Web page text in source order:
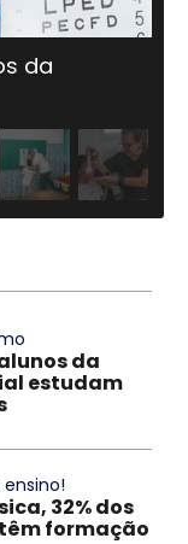
da
da
estudam
32% dos
formação